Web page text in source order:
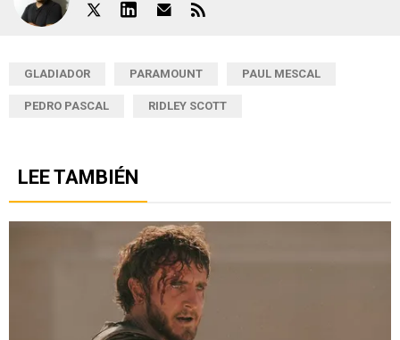
GLADIADOR PARAMOUNT PAUL MESCAL
PEDRO PASCAL RIDLEY SCOTT
LEE TAMBIÉN